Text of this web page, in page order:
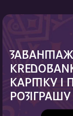
КАРТКУ І
РОЗІГРАШУ